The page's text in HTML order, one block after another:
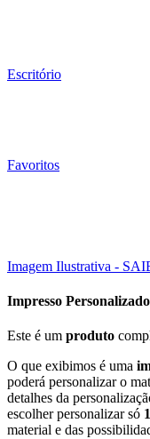
Escritório
Favoritos
Imagem Ilustrativa -
Impresso Personalizado
Este é um produto
O que exibimos é uma
poderá personalizar o
detalhes da
escolher personalizar só
material e das